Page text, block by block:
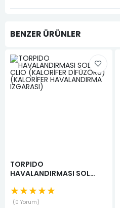
BENZER ÜRÜNLER
TORPIDO
HAVALANDIRMASI SOL
DİFÜZÖRÜ) (KALORİFER
HAVALANDIRMA IZGARASI)
★★★★★
0 Yorum